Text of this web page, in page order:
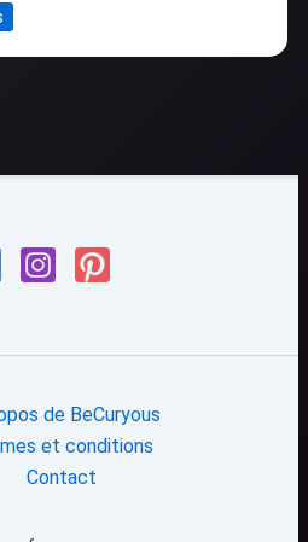
de BeCuryous
et conditions
Contact